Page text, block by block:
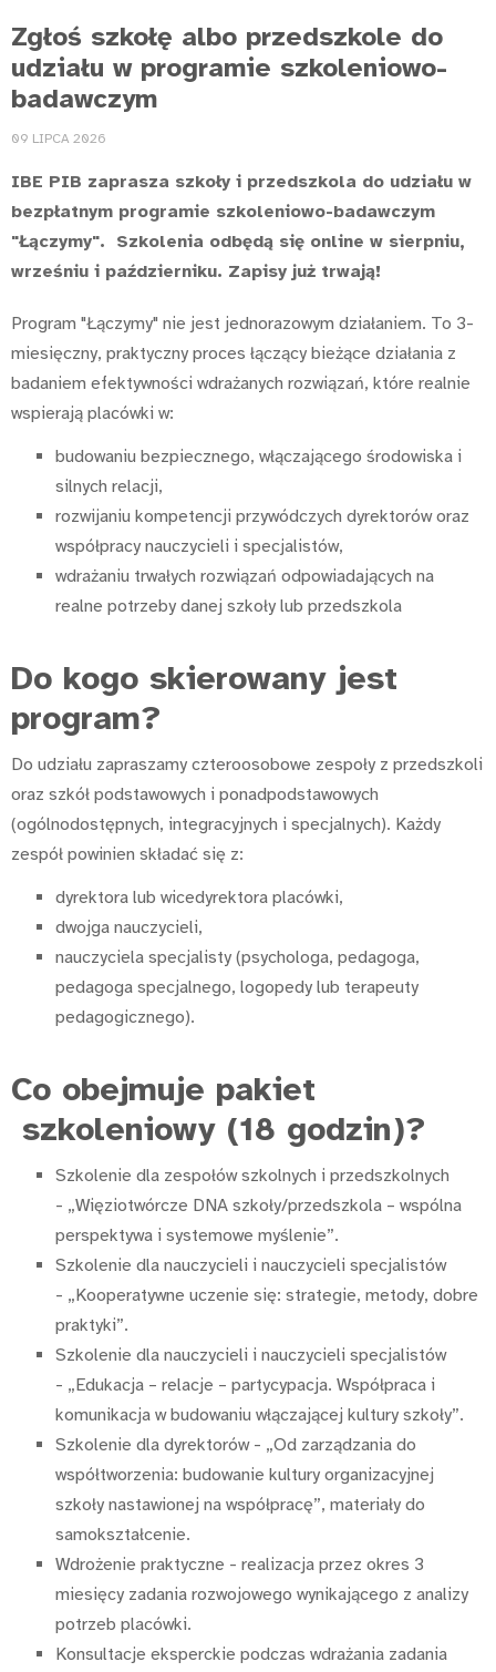
Zgłoś szkołę albo przedszkole do
udziału w programie szkoleniowo-
badawczym
09 LIPCA 2026
IBE PIB zaprasza szkoły i przedszkola do udziału w
bezpłatnym programie szkoleniowo-badawczym
"Łączymy". Szkolenia odbędą się online w sierpniu,
wrześniu i październiku. Zapisy już trwają!
Program "Łączymy" nie jest jednorazowym działaniem. To 3-
miesięczny, praktyczny proces łączący bieżące działania z
badaniem efektywności wdrażanych rozwiązań, które realnie
wspierają placówki w:
budowaniu bezpiecznego, włączającego środowiska i
silnych relacji,
rozwijaniu kompetencji przywódczych dyrektorów oraz
współpracy nauczycieli i specjalistów,
wdrażaniu trwałych rozwiązań odpowiadających na
realne potrzeby danej szkoły lub przedszkola
Do kogo skierowany jest
program?
Do udziału zapraszamy czteroosobowe zespoły z przedszkoli
oraz szkół podstawowych i ponadpodstawowych
(ogólnodostępnych, integracyjnych i specjalnych). Każdy
zespół powinien składać się z:
dyrektora lub wicedyrektora placówki,
dwojga nauczycieli,
nauczyciela specjalisty (psychologa, pedagoga,
pedagoga specjalnego, logopedy lub terapeuty
pedagogicznego).
Co obejmuje pakiet
szkoleniowy (18 godzin)?
Szkolenie dla zespołów szkolnych i przedszkolnych
- „Więziotwórcze DNA szkoły/przedszkola – wspólna
perspektywa i systemowe myślenie”.
Szkolenie dla nauczycieli i nauczycieli specjalistów
- „Kooperatywne uczenie się: strategie, metody, dobre
praktyki”.
Szkolenie dla nauczycieli i nauczycieli specjalistów
- „Edukacja – relacje – partycypacja. Współpraca i
komunikacja w budowaniu włączającej kultury szkoły”.
Szkolenie dla dyrektorów - „Od zarządzania do
współtworzenia: budowanie kultury organizacyjnej
szkoły nastawionej na współpracę”, materiały do
samokształcenie.
Wdrożenie praktyczne - realizacja przez okres 3
miesięcy zadania rozwojowego wynikającego z analizy
potrzeb placówki.
Konsultacje eksperckie podczas wdrażania zadania